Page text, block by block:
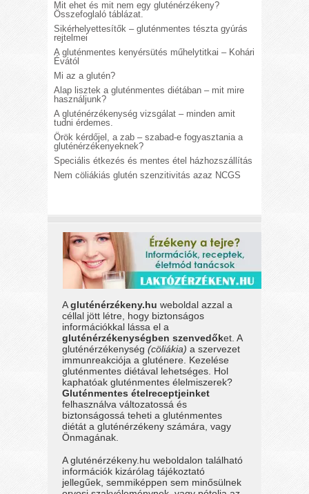
Mit ehet és mit nem egy gluténérzékeny?
Összefoglaló táblázat.
Sikérhelyettesítők – gluténmentes tészta gyúrás
rejtelmei
A gluténmentes kenyérsütés műhelytitkai – Kohári
Évától
Mi az a glutén?
Alap lisztek a gluténmentes diétában – mit mire
használjunk?
A gluténérzékenység vizsgálat – minden amit
tudni érdemes.
Örök kérdőjel, a zab – szabad-e fogyasztania a
gluténérzékenyeknek?
Speciális étkezés és mentes étel házhozszállítás
Nem cöliákiás glutén szenzitivitás azaz NCGS
Agluténérzékeny.hu weboldal azzal a
céllal jött létre, hogy biztonságos
információkkal lássa el a
gluténérzékenységben szenvedőket. A
gluténérzékenység(cöliákia) a szervezet
immunreakciója a gluténere. Kezelése
gluténmentes diétával lehetséges. Hol
kaphatóak gluténmentes élelmiszerek?
Gluténmentes ételreceptjeinket
felhasználva változatossá és
biztonságossá teheti a gluténmentes
diétát a gluténérzékeny számára, vagy
Önmagának.
A gluténérzékeny.hu weboldalon található
információk kizárólag tájékoztató
jellegűek, semmiképpen sem minősülnek